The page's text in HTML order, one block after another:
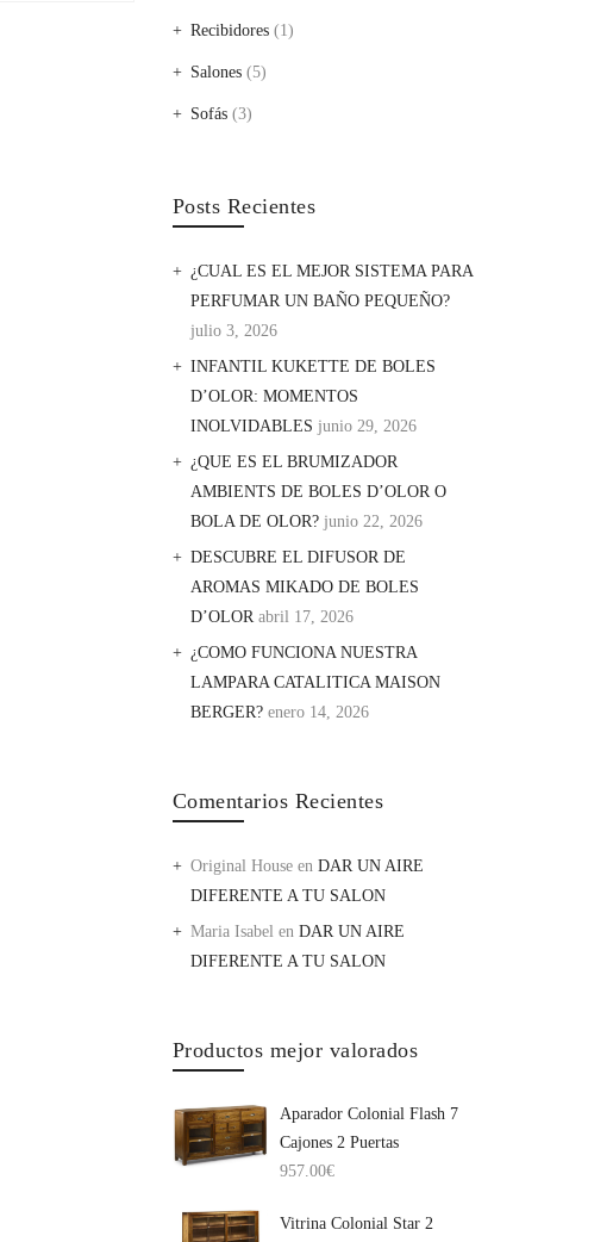
Recibidores(1)
Salones(5)
Sofás(3)
Posts Recientes
¿CUAL ES EL MEJOR SISTEMA PARA
PERFUMAR UN BAÑO PEQUEÑO?
julio 3, 2026
INFANTIL KUKETTE DE BOLES
D’OLOR: MOMENTOS
INOLVIDABLES junio 29, 2026
¿QUE ES EL BRUMIZADOR
AMBIENTS DE BOLES D’OLOR O
BOLA DE OLOR? junio 22, 2026
DESCUBRE EL DIFUSOR DE
AROMAS MIKADO DE BOLES
D’OLOR abril 17, 2026
¿COMO FUNCIONA NUESTRA
LAMPARA CATALITICA MAISON
BERGER? enero 14, 2026
Comentarios Recientes
Original Houseen DAR UN AIRE
DIFERENTE A TU SALON
Maria Isabelen DAR UN AIRE
DIFERENTE A TU SALON
Productos mejor valorados
Aparador Colonial Flash 7
Cajones 2 Puertas
957.00€
Vitrina Colonial Star 2